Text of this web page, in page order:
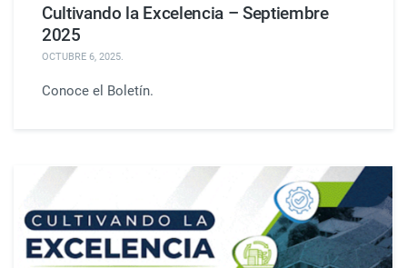
Cultivando la Excelencia – Septiembre
2025
OCTUBRE 6, 2025.
Conoce el Boletín.